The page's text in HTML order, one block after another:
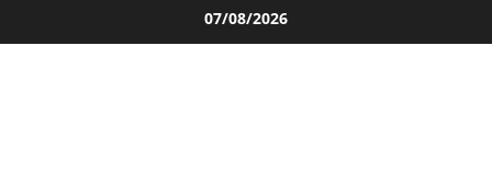
al
07/08/2026